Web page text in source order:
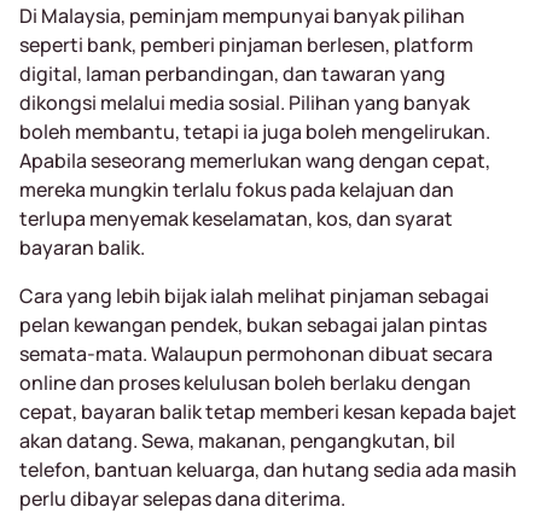
Di Malaysia, peminjam mempunyai banyak pilihan
seperti bank, pemberi pinjaman berlesen, platform
digital, laman perbandingan, dan tawaran yang
dikongsi melalui media sosial. Pilihan yang banyak
boleh membantu, tetapi ia juga boleh mengelirukan.
Apabila seseorang memerlukan wang dengan cepat,
mereka mungkin terlalu fokus pada kelajuan dan
terlupa menyemak keselamatan, kos, dan syarat
bayaran balik.
Cara yang lebih bijak ialah melihat pinjaman sebagai
pelan kewangan pendek, bukan sebagai jalan pintas
semata-mata. Walaupun permohonan dibuat secara
online dan proses kelulusan boleh berlaku dengan
cepat, bayaran balik tetap memberi kesan kepada bajet
akan datang. Sewa, makanan, pengangkutan, bil
telefon, bantuan keluarga, dan hutang sedia ada masih
perlu dibayar selepas dana diterima.